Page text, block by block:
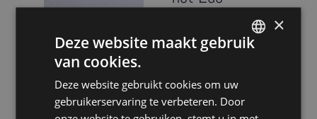
Presence is al meer
dan 20 jaar
vertalen van teksten
naar het Edo.
Dankzij ons
×
Deze website maakt gebruik
van cookies.
Deze website gebruikt cookies om uw
gebruikerservaring te verbeteren. Door